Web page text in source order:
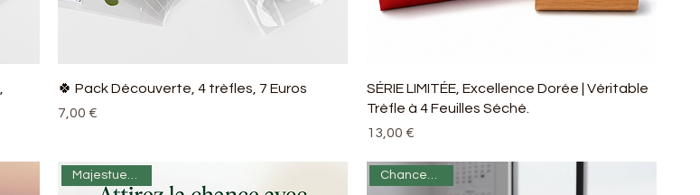
🍀 Pack Découverte, 4 trèfles, 7 Euros
Prix
7,00 €
SÉRIE LIMITÉE, Excellence Dorée | Véritable
Trèfle à 4 Feuilles Séché.
Prix
13,00 €
Majestueux 👑✨